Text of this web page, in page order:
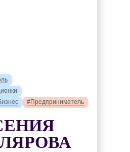
#Предприниматель